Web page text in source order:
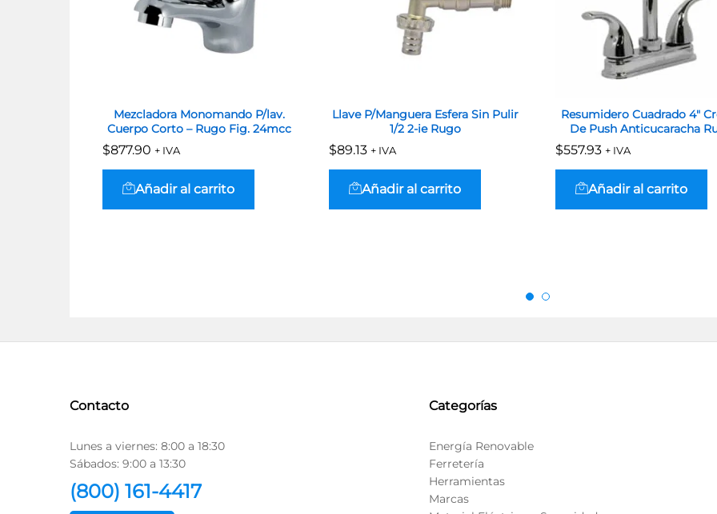
Mezcladora Monomando P/lav.
Cuerpo Corto – Rugo Fig. 24mcc
$877.90 + IVA
$877.90
Añadir al carrito
Llave P/Manguera Esfera Sin Pulir
1/2 2-ie Rugo
$89.13 + IVA
$89.13
Añadir al carrito
Resumidero Cuadrado 4″
De Push Anticucaracha
$557.93 + IVA
$557.93
Añadir al carrito
Contacto
Lunes a viernes: 8:00 a 18:30
Sábados: 9:00 a 13:30
(800) 161-4417
Categorías
Energía Renovable
Ferretería
Herramientas
Marcas